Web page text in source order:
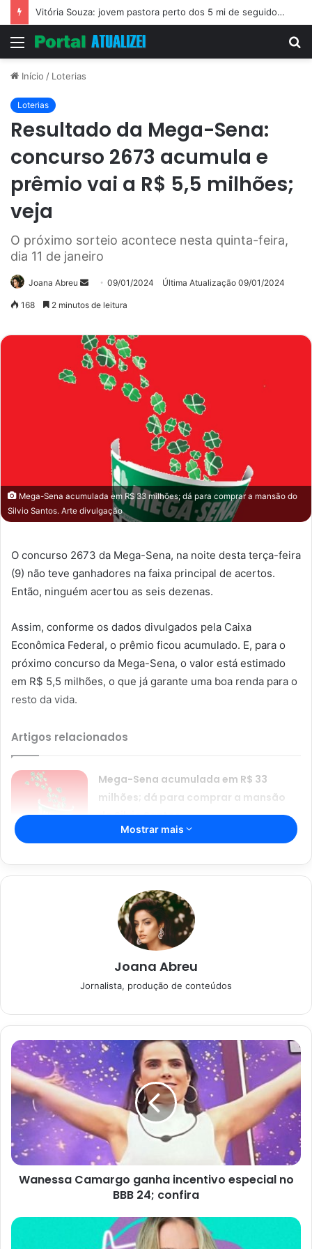
Vitória Souza: jovem pastora perto dos 5 mi de seguidores na web
Menu
Início / Loterias
Loterias
Resultado da Mega-Sena:
concurso 2673 acumula e
prêmio vai a R$ 5,5 milhões;
veja
O próximo sorteio acontece nesta quinta-feira,
dia 11 de janeiro
Joana Abreu
Mande09/01/2024 Última Atualização 09/01/2024
168 2 minutos de leitura
Mega-Sena acumulada em R$ 33 milhões; dá para comprar a mansão do
Silvio Santos. Arte divulgação
O concurso 2673 da Mega-Sena, na noite desta terça-feira
(9) não teve ganhadores na faixa principal de acertos.
Então, ninguém acertou as seis dezenas.
Assim, conforme os dados divulgados pela Caixa
Econômica Federal, o prêmio ficou acumulado. E, para o
próximo concurso da Mega-Sena, o valor está estimado
em R$ 5,5 milhões, o que já garante uma boa renda para o
resto da vida.
Artigos relacionados
Mega-Sena acumulada em R$ 33
milhões; dá para comprar a mansão
do Silvio Santos
22/08/2024
Resultado da Mega-Sena 2684:
milhões
03/02/2024
Agora, o próximo concurso acontece na quinta-feira (11), a
partir das 20h, no Espaço da Sorte, em São Paulo. Essa
Confira os números
sorteados da Mega-Sena
Mostrar mais
Joana Abreu
Jornalista, produção de conteúdos
Wanessa Camargo ganha incentivo especial no
BBB 24; confira